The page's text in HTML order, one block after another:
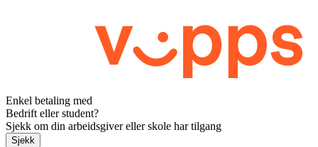
Enkel betaling med
Bedrift eller student?
Sjekk om din arbeidsgiver eller skole har tilgang
Sjekk